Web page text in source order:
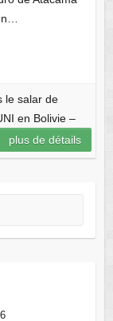
le salar de
en Bolivie –
plus de détails